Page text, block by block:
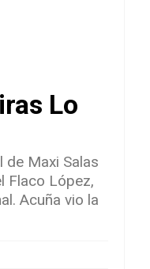
Lo
de Maxi Salas
Flaco López,
Acuña vio la